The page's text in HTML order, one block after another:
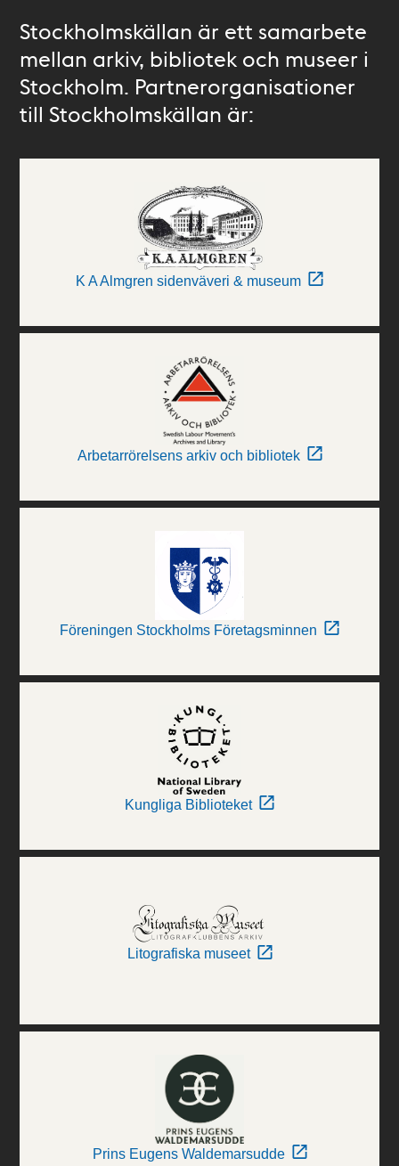
Stockholmskällan är ett samarbete
mellan arkiv, bibliotek och museer i
Stockholm. Partnerorganisationer
till Stockholmskällan är:
K A Almgren sidenväveri & museum
Arbetarrörelsens arkiv och bibliotek
Föreningen Stockholms Företagsminnen
Kungliga Biblioteket
Litografiska museet
Prins Eugens Waldemarsudde